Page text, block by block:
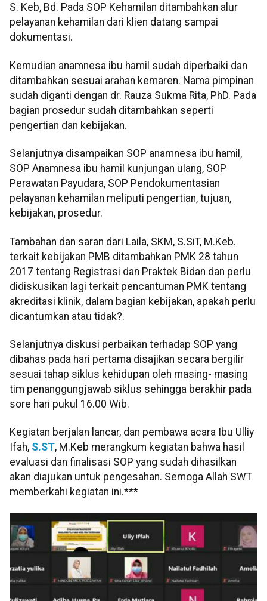
S. Keb, Bd. Pada SOP Kehamilan ditambahkan alur
pelayanan kehamilan dari klien datang sampai
dokumentasi.
Kemudian anamnesa ibu hamil sudah diperbaiki dan
ditambahkan sesuai arahan kemaren. Nama pimpinan
sudah diganti dengan dr. Rauza Sukma Rita, PhD. Pada
bagian prosedur sudah ditambahkan seperti
pengertian dan kebijakan.
Selanjutnya disampaikan SOP anamnesa ibu hamil,
SOP Anamnesa ibu hamil kunjungan ulang, SOP
Perawatan Payudara, SOP Pendokumentasian
pelayanan kehamilan meliputi pengertian, tujuan,
kebijakan, prosedur.
Tambahan dan saran dari Laila, SKM, S.SiT, M.Keb.
terkait kebijakan PMB ditambahkan PMK 28 tahun
2017 tentang Registrasi dan Praktek Bidan dan perlu
didiskusikan lagi terkait pencantuman PMK tentang
akreditasi klinik, dalam bagian kebijakan, apakah perlu
dicantumkan atau tidak?.
Selanjutnya diskusi perbaikan terhadap SOP yang
dibahas pada hari pertama disajikan secara bergilir
sesuai tahap siklus kehidupan oleh masing- masing
tim penanggungjawab siklus sehingga berakhir pada
sore hari pukul 16.00 Wib.
Kegiatan berjalan lancar, dan pembawa acara Ibu Ulliy
Ifah, S.ST, M.Keb merangkum kegiatan bahwa hasil
evaluasi dan finalisasi SOP yang sudah dihasilkan
akan diajukan untuk pengesahan. Semoga Allah SWT
memberkahi kegiatan ini.***